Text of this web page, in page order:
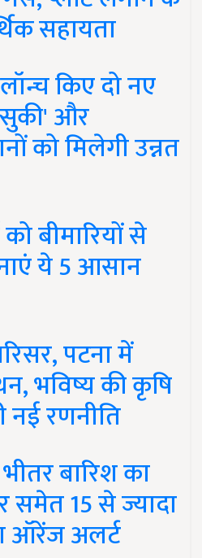
सहायता
किए दो नए
और
को मिलेगी उन्नत
बीमारियों से
ये 5 आसान
पटना में
भविष्य की कृषि
नई रणनीति
बारिश का
समेत 15 से ज्यादा
ऑरेंज अलर्ट